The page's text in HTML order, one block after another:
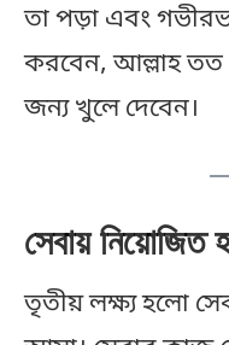
তা পড়া এবং
করবেন, আল্লাহ তত
জন্য খুলে দেবেন।
সেবায় নিয়োজিত
তৃতীয় লক্ষ্য হলো